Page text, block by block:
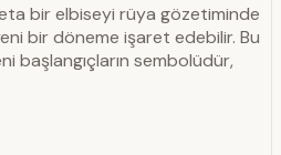
bir elbiseyi rüya gözetiminde
bir döneme işaret edebilir. Bu
başlangıçların sembolüdür,